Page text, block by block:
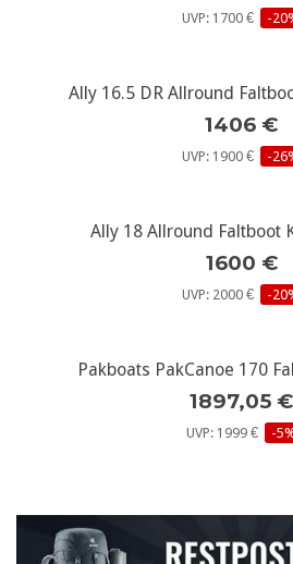
UVP: 1700 € -
Ally 16.5 DR Allround
1406 €
UVP: 1900 € -
Ally 18 Allround Faltboot
1600 €
UVP: 2000 € -
Pakboats PakCanoe 170
1897,05 €
UVP: 1999 € -